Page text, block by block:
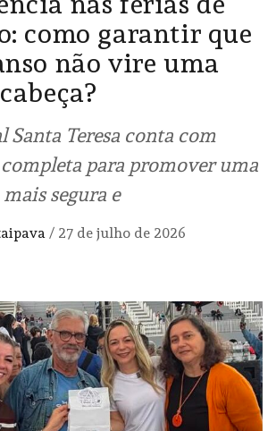
como garantir que
não vire uma
Santa Teresa conta com
para promover uma
mais segura e
/ 27 de julho de 2026